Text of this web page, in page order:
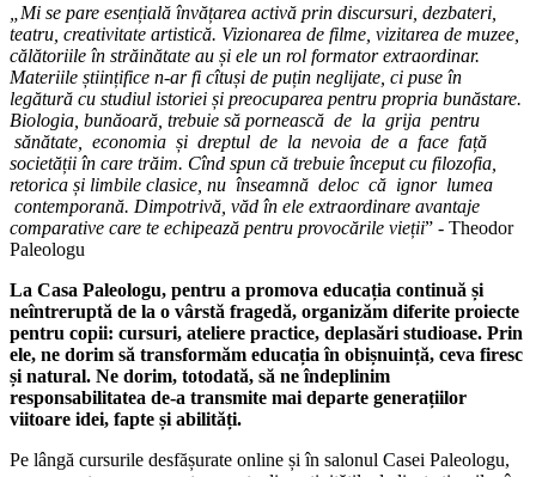
„Mi se pare esențială învățarea activă prin discursuri, dezbateri,
teatru, creativitate artistică. Vizionarea de filme, vizitarea de muzee,
călătoriile în străinătate au și ele un rol formator extraordinar.
Materiile științifice n-ar fi cîtuși de puțin neglijate, ci puse în
legătură cu studiul istoriei și preocuparea pentru propria bunăstare.
Biologia, bunăoară, trebuie să pornească de la grija pentru
sănătate, economia și dreptul de la nevoia de a face față
societății în care trăim. Cînd spun că trebuie început cu filozofia,
retorica și limbile clasice, nu înseamnă deloc că ignor lumea
contemporană. Dimpotrivă, văd în ele extraordinare avantaje
comparative care te echipează pentru provocările vieții” - Theodor
Paleologu
La Casa Paleologu, pentru a promova educația continuă și
neîntreruptă de la o vârstă fragedă, organizăm diferite proiecte
pentru copii: cursuri, ateliere practice, deplasări studioase. Prin
ele, ne dorim să transformăm educația în obișnuință, ceva firesc
și natural. Ne dorim, totodată, să ne îndeplinim
responsabilitatea de-a transmite mai departe generațiilor
viitoare idei, fapte și abilități.
Pe lângă cursurile desfășurate online și în salonul Casei Paleologu,